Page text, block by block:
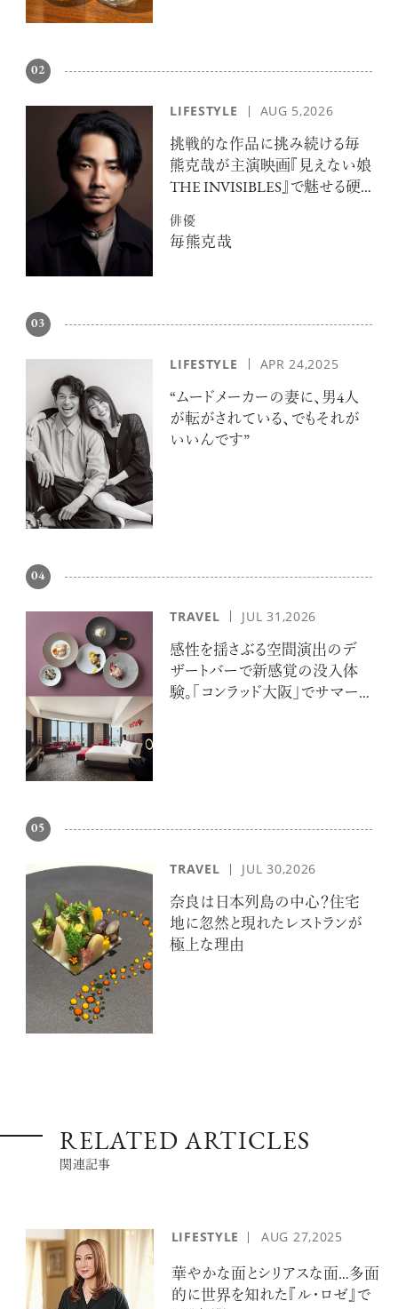
02
LIFESTYLE AUG 5,2026
挑戦的な作品に挑み続ける毎
熊克哉が主演映画『見えない娘
THE INVISIBLES』で魅せる硬
俳優
毎熊克哉
03
LIFESTYLE APR 24,2025
“ムードメーカーの妻に、男4人
が転がされている、でもそれが
いいんです”
04
TRAVEL JUL 31,2026
感性を揺さぶる空間演出のデ
ザートバーで新感覚の没入体
験。「コンラッド大阪」でサマー
05
TRAVEL JUL 30,2026
奈良は日本列島の中心？住宅
地に忽然と現れたレストランが
極上な理由
RELATED ARTICLES
関連記事
LIFESTYLE AUG 27,2025
華やかな面とシリアスな面…多面
的に世界を知れた『ル・ロゼ』で